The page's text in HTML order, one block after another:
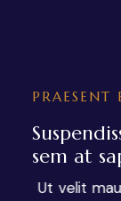
PRAESENT
sem at
Ut velit